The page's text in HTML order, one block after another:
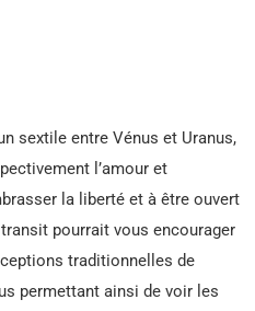
sextile entre Vénus et Uranus,
l’amour et
la liberté et à être ouvert
pourrait vous encourager
traditionnelles de
permettant ainsi de voir les